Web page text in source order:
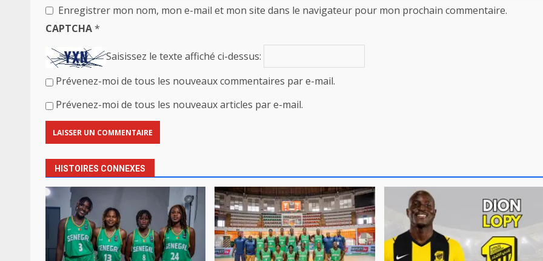
Enregistrer mon nom, mon e-mail et mon site dans le navigateur pour mon prochain commentaire.
CAPTCHA*
Saisissez le texte affiché ci-dessus:
Prévenez-moi de tous les nouveaux commentaires par e-mail.
Prévenez-moi de tous les nouveaux articles par e-mail.
HISTOIRES CONNEXES